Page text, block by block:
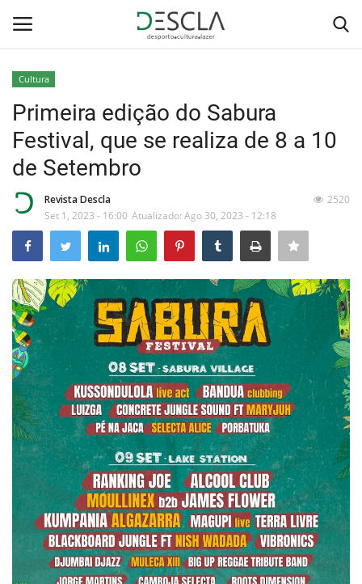
Home
Desporto
Sobre Nós
Educação
Estatuto Editorial
Saúde
Ficha técnica
Cultura
Lazer
Cultura
Primeira edição do Sabura
Festival, que se realiza de 8 a 10
de Setembro
Revista Descla
Set 1, 2023 - 16:00 Atualizado: Ago 30, 2023 - 12:18
2520